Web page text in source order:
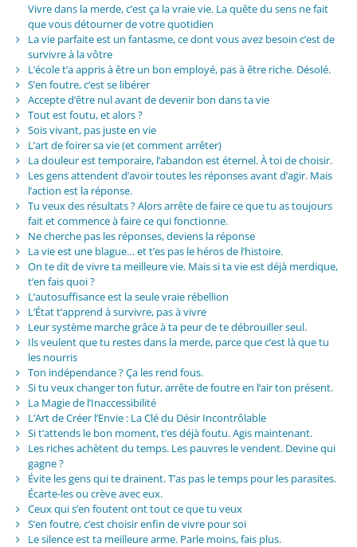
Vivre dans la merde, c’est ça la vraie vie. La quête du sens ne fait
que vous détourner de votre quotidien
La vie parfaite est un fantasme, ce dont vous avez besoin c’est de
survivre à la vôtre
L’école t’a appris à être un bon employé, pas à être riche. Désolé.
S’en foutre, c’est se libérer
Accepte d’être nul avant de devenir bon dans ta vie
Tout est foutu, et alors ?
Sois vivant, pas juste en vie
L’art de foirer sa vie (et comment arrêter)
La douleur est temporaire, l’abandon est éternel. À toi de choisir.
Les gens attendent d’avoir toutes les réponses avant d’agir. Mais
l’action est la réponse.
Tu veux des résultats ? Alors arrête de faire ce que tu as toujours
fait et commence à faire ce qui fonctionne.
Ne cherche pas les réponses, deviens la réponse
La vie est une blague… et t’es pas le héros de l’histoire.
On te dit de vivre ta meilleure vie. Mais si ta vie est déjà merdique,
t’en fais quoi ?
L’autosuffisance est la seule vraie rébellion
L’État t’apprend à survivre, pas à vivre
Leur système marche grâce à ta peur de te débrouiller seul.
Ils veulent que tu restes dans la merde, parce que c’est là que tu
les nourris
Ton indépendance ? Ça les rend fous.
Si tu veux changer ton futur, arrête de foutre en l’air ton présent.
La Magie de l’Inaccessibilité
L’Art de Créer l’Envie : La Clé du Désir Incontrôlable
Si t’attends le bon moment, t’es déjà foutu. Agis maintenant.
Les riches achètent du temps. Les pauvres le vendent. Devine qui
gagne ?
Évite les gens qui te drainent. T’as pas le temps pour les parasites.
Écarte-les ou crève avec eux.
Ceux qui s’en foutent ont tout ce que tu veux
S’en foutre, c’est choisir enfin de vivre pour soi
Le silence est ta meilleure arme. Parle moins, fais plus.